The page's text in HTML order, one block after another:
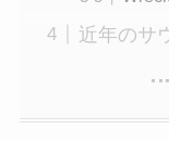
近年のサ